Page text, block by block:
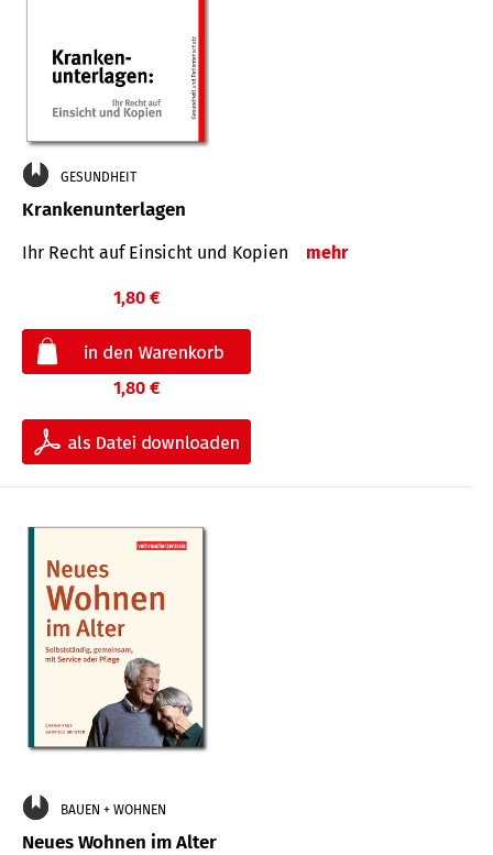
GESUNDHEIT
Krankenunterlagen
Ihr Recht auf Einsicht und Kopien mehr
1,80 €
1,80 €
BAUEN + WOHNEN
Neues Wohnen im Alter